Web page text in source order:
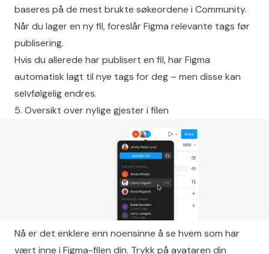
baseres på de mest brukte søkeordene i Community.
Når du lager en ny fil, foreslår Figma relevante tags før
publisering.
Hvis du allerede har publisert en fil, har Figma
automatisk lagt til nye tags for deg – men disse kan
selvfølgelig endres.
5. Oversikt over nylige gjester i filen
Nå er det enklere enn noensinne å se hvem som har
vært inne i Figma-filen din. Trykk på avataren din